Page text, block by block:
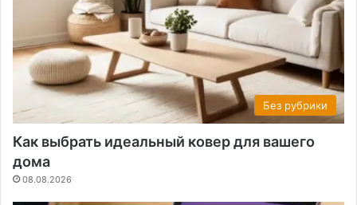
Без рубрики
Как выбрать идеальный ковер для вашего
дома
08.08.2026